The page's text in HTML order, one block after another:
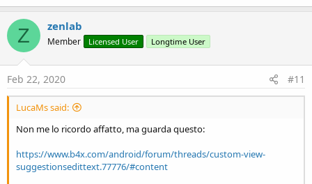
Z zenlab
Member Licensed User Longtime User
Feb 22, 2020 #11
LucaMs said:
Non me lo ricordo affatto, ma guarda questo:
https://www.b4x.com/android/forum/threads/custom-view-
suggestionsedittext.77776/#content